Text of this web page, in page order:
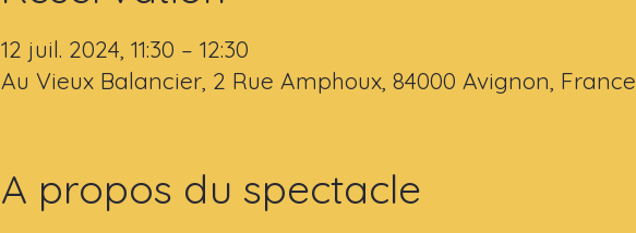
12 juil. 2024, 11:30 – 12:30
Au Vieux Balancier, 2 Rue Amphoux, 84000 Avignon, France
A propos du spectacle